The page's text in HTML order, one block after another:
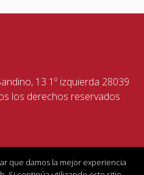
13 1º izquierda 28039
los derechos reservados
que damos la mejor experiencia